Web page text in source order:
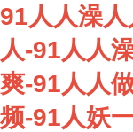
91人人澡
人-91人人
爽-91人人
频-91人妖